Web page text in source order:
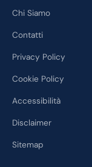
Chi Siamo
Contatti
Privacy Policy
Cookie Policy
Accessibilità
Disclaimer
Sitemap